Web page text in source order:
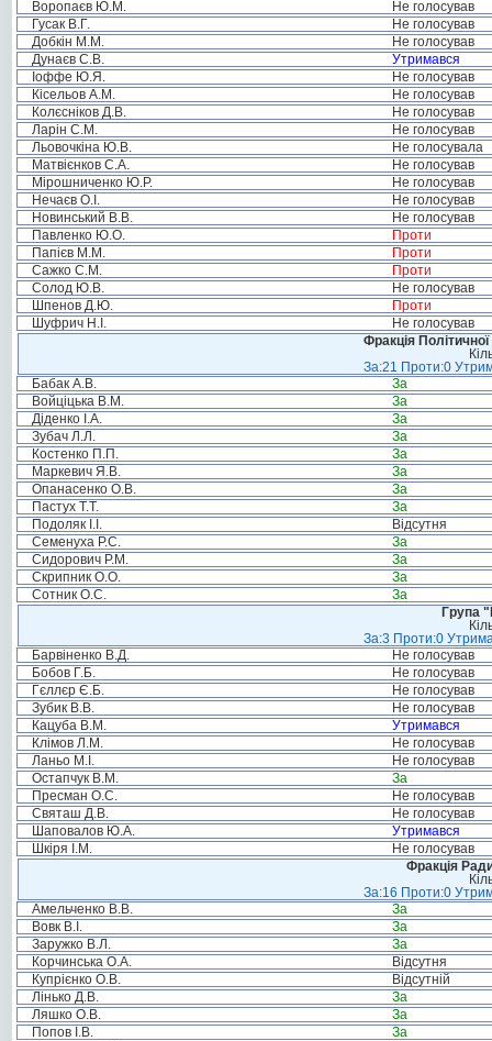
Воропаєв Ю.М.
Не голосував
Гусак В.Г.
Не голосував
Добкін М.М.
Не голосував
Дунаєв С.В.
Утримався
Іоффе Ю.Я.
Не голосував
Кісельов А.М.
Не голосував
Колєсніков Д.В.
Не голосував
Ларін С.М.
Не голосував
Льовочкіна Ю.В.
Не голосувала
Матвієнков С.А.
Не голосував
Мірошниченко Ю.Р.
Не голосував
Нечаєв О.І.
Не голосував
Новинський В.В.
Не голосував
Павленко Ю.О.
Проти
Папієв М.М.
Проти
Сажко С.М.
Проти
Солод Ю.В.
Не голосував
Шпенов Д.Ю.
Проти
Шуфрич Н.І.
Не голосував
Фракція
За:21 Проти:0
Бабак А.В.
За
Войціцька В.М.
За
Діденко І.А.
За
Зубач Л.Л.
За
Костенко П.П.
За
Маркевич Я.В.
За
Опанасенко О.В.
За
Пастух Т.Т.
За
Подоляк І.І.
Відсутня
Семенуха Р.С.
За
Сидорович Р.М.
За
Скрипник О.О.
За
Сотник О.С.
За
Група
За:3 Проти:0
Барвіненко В.Д.
Не голосував
Бобов Г.Б.
Не голосував
Гєллєр Є.Б.
Не голосував
Зубик В.В.
Не голосував
Кацуба В.М.
Утримався
Клімов Л.М.
Не голосував
Ланьо М.І.
Не голосував
Остапчук В.М.
За
Пресман О.С.
Не голосував
Святаш Д.В.
Не голосував
Шаповалов Ю.А.
Утримався
Шкіря І.М.
Не голосував
Фракція
За:16 Проти:0
Амельченко В.В.
За
Вовк В.І.
За
Заружко В.Л.
За
Корчинська О.А.
Відсутня
Купрієнко О.В.
Відсутній
Лінько Д.В.
За
Ляшко О.В.
За
Попов І.В.
За